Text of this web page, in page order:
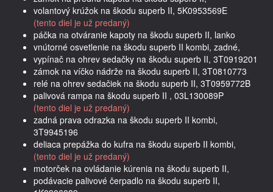
volantový krúžok na škodu superb II, 5K0953569E
(tento diel je už predaný)
páčka na otváranie kapoty na škodu superb II, lanko
vnútorné osvetlenie na škodu superb II kombi, zadné,
vypínač na ohrev sedačky na škodu superb II, 3T0919201
zámok na víčko nádrže na škodu superb II, 3T0810773
relé na ohrev sedačiek na škodu superb II, 3T0959772B
palivová rampa na škodu superb II , 03L130089P
(tento diel je už predaný)
zadná prava odrazka na škodu superb II kombi,
3T9945196
deliaca prepážka do kufra na škodu superb II kombi,
(tento diel je už predaný)
motorček na ovládanie kúrenia na škodu superb II,
podávacie palivové čerpadlo na škodu superb II,